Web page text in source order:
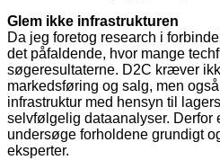
Glem ikke infrastrukturen
Da jeg foretog research i
det påfaldende, hvor mange
søgeresultaterne. D2C kræver
markedsføring og salg, men
infrastruktur med hensyn til
selvfølgelig dataanalyser. Derfor
undersøge forholdene grundigt
eksperter.